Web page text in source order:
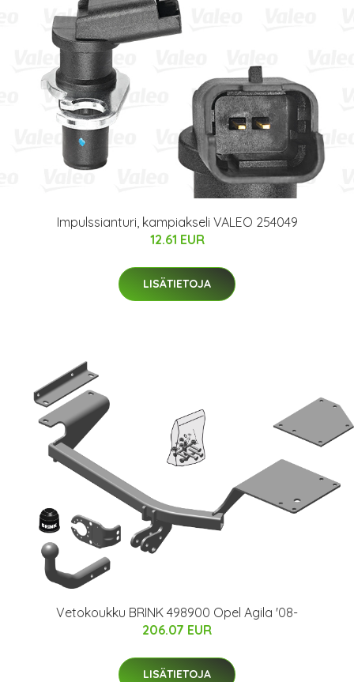
Impulssianturi, kampiakseli VALEO 254049
12.61 EUR
LISÄTIETOJA
Vetokoukku BRINK 498900 Opel Agila '08-
206.07 EUR
LISÄTIETOJA